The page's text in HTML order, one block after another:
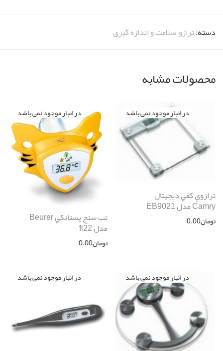
دسته:ترازو,سلامت و اندازه گیری
محصولات مشابه
ترازوي كفي ديجيتال
Camry مدل EB9021
تومان0.00 تب سنج پستانكي Beurer
مدل fi22
تومان0.00